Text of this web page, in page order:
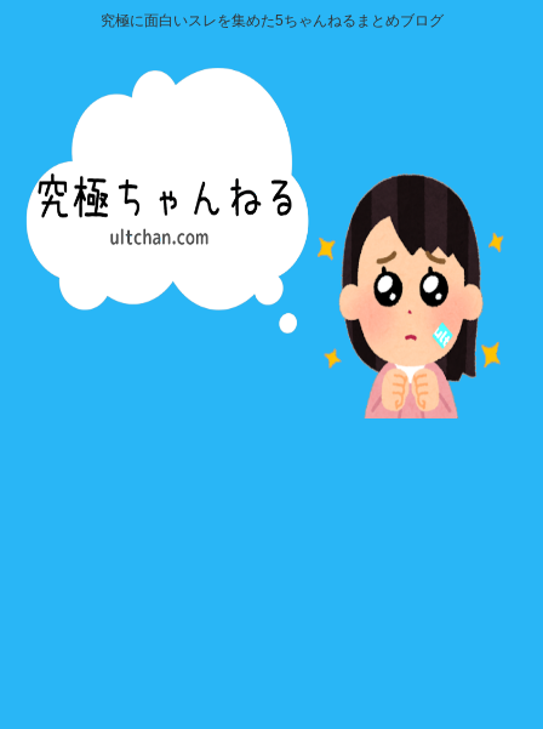
究極に面白いスレを集めた5ちゃんねるまとめブログ